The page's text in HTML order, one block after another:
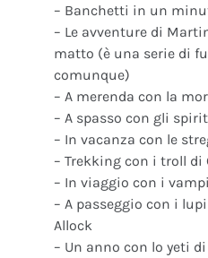
– Banchetti in un
– Le avventure di
matto (è una serie di
comunque)
– A merenda con la
– A spasso con gli
– In vacanza con le
– Trekking con i troll di
– In viaggio con i
– A passeggio con i
Allock
– Un anno con lo yeti